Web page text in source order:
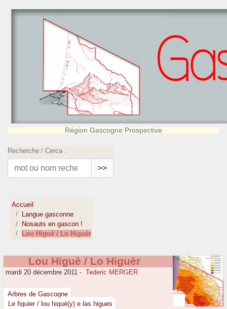
Région Gascogne Prospective
Recherche / Cerca :
>>
Accueil
Langue gasconne
Nosauts en gascon !
Lou Higuè / Lo Higuèr
Lou Higuè / Lo Higuèr
mardi 20 décembre 2011 - Tederic MERGER
Arbres de Gascogne
Le figuier / lou higuè(y) e las higues